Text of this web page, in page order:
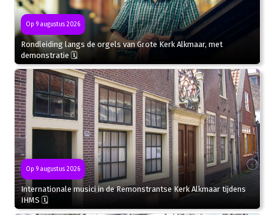
Op 9 augustus 2026
Rondleiding langs de orgels van Grote Kerk Alkmaar, met
demonstratie 🗓
Op 9 augustus 2026
Internationale musici in de Remonstrantse Kerk Alkmaar tijdens
IHMS 🗓